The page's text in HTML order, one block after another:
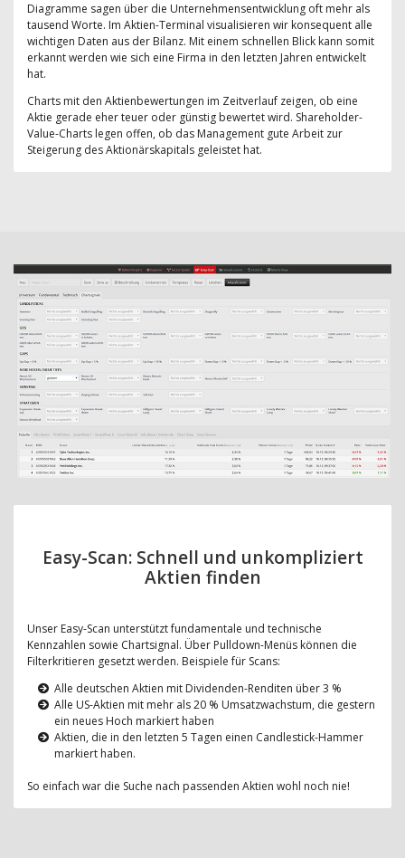
Diagramme sagen über die Unternehmensentwicklung oft mehr als
tausend Worte. Im Aktien-Terminal visualisieren wir konsequent alle
wichtigen Daten aus der Bilanz. Mit einem schnellen Blick kann somit
erkannt werden wie sich eine Firma in den letzten Jahren entwickelt
hat.
Charts mit den Aktienbewertungen im Zeitverlauf zeigen, ob eine
Aktie gerade eher teuer oder günstig bewertet wird. Shareholder-
Value-Charts legen offen, ob das Management gute Arbeit zur
Steigerung des Aktionärskapitals geleistet hat.
Easy-Scan: Schnell und unkompliziert
Aktien finden
Unser Easy-Scan unterstützt fundamentale und technische
Kennzahlen sowie Chartsignal. Über Pulldown-Menüs können die
Filterkritieren gesetzt werden. Beispiele für Scans:
Alle deutschen Aktien mit Dividenden-Renditen über 3 %
Alle US-Aktien mit mehr als 20 % Umsatzwachstum, die gestern
ein neues Hoch markiert haben
Aktien, die in den letzten 5 Tagen einen Candlestick-Hammer
markiert haben.
So einfach war die Suche nach passenden Aktien wohl noch nie!